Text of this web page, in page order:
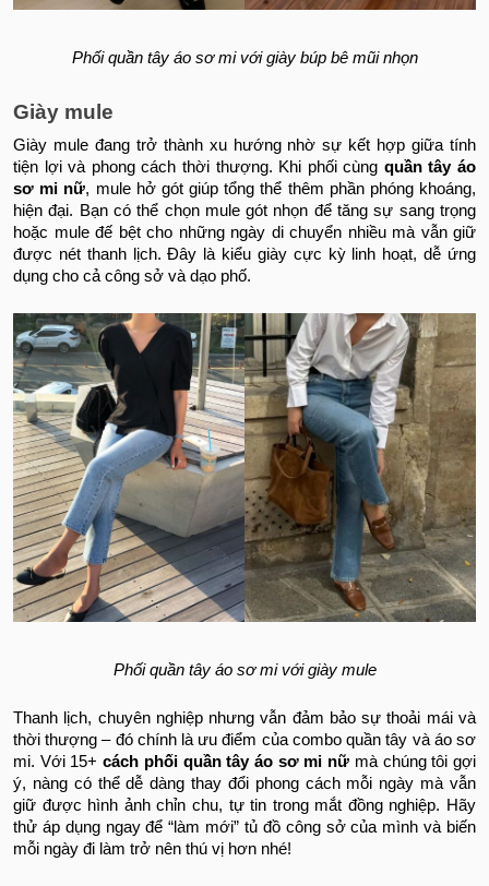
Phối quần tây áo sơ mi với giày búp bê mũi nhọn
Giày mule
Giày mule đang trở thành xu hướng nhờ sự kết hợp giữa tính
tiện lợi và phong cách thời thượng. Khi phối cùng quần tây áo
sơ mi nữ, mule hở gót giúp tổng thể thêm phần phóng khoáng,
hiện đại. Bạn có thể chọn mule gót nhọn để tăng sự sang trọng
hoặc mule đế bệt cho những ngày di chuyển nhiều mà vẫn giữ
được nét thanh lịch. Đây là kiểu giày cực kỳ linh hoạt, dễ ứng
dụng cho cả công sở và dạo phố.
Phối quần tây áo sơ mi với giày mule
Thanh lịch, chuyên nghiệp nhưng vẫn đảm bảo sự thoải mái và
thời thượng – đó chính là ưu điểm của combo quần tây và áo sơ
mi. Với 15+cách phối quần tây áo sơ mi nữ mà chúng tôi gợi
ý, nàng có thể dễ dàng thay đổi phong cách mỗi ngày mà vẫn
giữ được hình ảnh chỉn chu, tự tin trong mắt đồng nghiệp. Hãy
thử áp dụng ngay để “làm mới” tủ đồ công sở của mình và biến
mỗi ngày đi làm trở nên thú vị hơn nhé!